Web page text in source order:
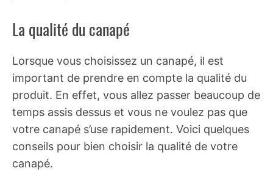
La qualité du canapé
Lorsque vous choisissez un canapé, il est
important de prendre en compte la qualité du
produit. En effet, vous allez passer beaucoup de
temps assis dessus et vous ne voulez pas que
votre canapé s’use rapidement. Voici quelques
conseils pour bien choisir la qualité de votre
canapé.